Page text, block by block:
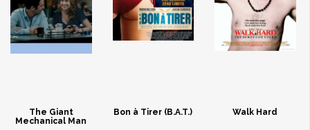
The Giant
Mechanical Man
Bon à Tirer (B.A.T.) Walk Hard